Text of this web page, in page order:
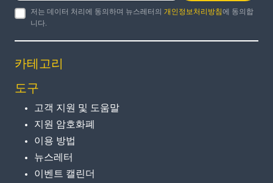
저는 데이터 처리에 동의하며 뉴스레터의 개인정보처리방침에 동의합
니다.
카테고리
도구
고객 지원 및 도움말
지원 암호화폐
이용 방법
뉴스레터
이벤트 캘린더